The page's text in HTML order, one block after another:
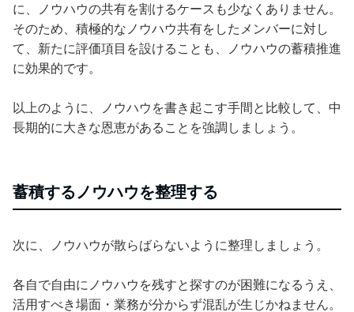
に、ノウハウの共有を割けるケースも少なくありません。
そのため、積極的なノウハウ共有をしたメンバーに対し
て、新たに評価項目を設けることも、ノウハウの蓄積推進
に効果的です。
以上のように、ノウハウを書き起こす手間と比較して、中
長期的に大きな恩恵があることを強調しましょう。
蓄積するノウハウを整理する
次に、ノウハウが散らばらないように整理しましょう。
各自で自由にノウハウを残すと探すのが困難になるうえ、
活用すべき場面・業務が分からず混乱が生じかねません。